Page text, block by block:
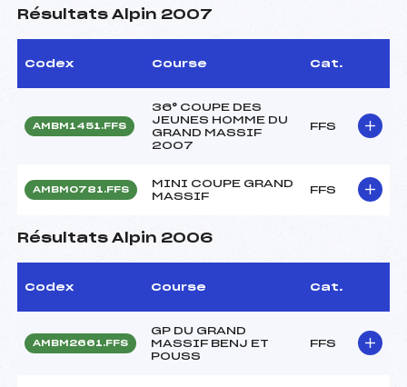
Résultats Alpin 2007
Codex Course Cat.
AMBM1451.FFS
36° COUPE DES
JEUNES HOMME DU
GRAND MASSIF
2007
FFS
AMBM0781.FFS
MINI COUPE GRAND
MASSIF
FFS
Résultats Alpin 2006
Codex Course Cat.
AMBM2661.FFS
GP DU GRAND
MASSIF BENJ ET
POUSS
FFS